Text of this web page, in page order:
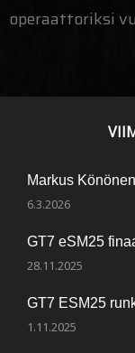
operaattoriksi
Markus
6.3.2026
GT7 eSM25
28.11.2025
GT7 ESM25
1.11.2025